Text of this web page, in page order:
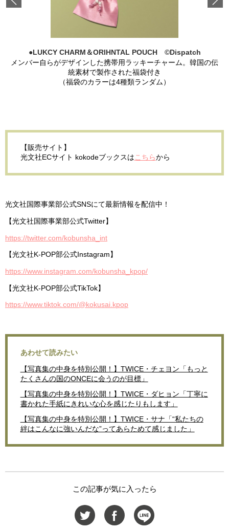
●LUKCY CHARM＆ORIHNTAL POUCH ©Dispatch
メンバー自らがデザインした携帯用ラッキーチャーム。韓国の伝
統素材で製作された福袋付き
（福袋のカラーは4種類ランダム）
【販売サイト】
光文社ECサイト kokodeブックスは こちらから
光文社国際事業部公式SNSにて最新情報を配信中！
【光文社国際事業部公式Twitter】
https://twitter.com/kobunsha_int
【光文社K-POP部公式Instagram】
https://www.instagram.com/kobunsha_kpop/
【光文社K-POP部公式TikTok】
https://www.tiktok.com/@kokusai.kpop
あわせて読みたい
【写真集の中身を特別公開！】TWICE・チェヨン「もっと
たくさんの国のONCEに会うのが目標」
【写真集の中身を特別公開！】TWICE・ダヒョン「丁寧に
書かれた手紙にきれいな心を感じたりもします」
【写真集の中身を特別公開！】TWICE・サナ「“私たちの
絆はこんなに強いんだな”ってあらためて感じました」
この記事が気に入ったら